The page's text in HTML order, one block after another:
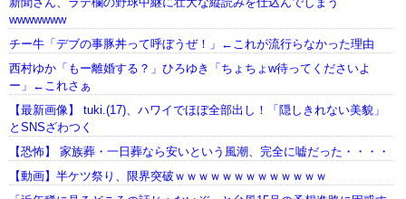
wwwwwww
チー牛「デブの事豚丼って呼ぼうぜ！」←これが流行らなかった理由
西村ゆか「もー離婚する？」ひろゆき「ちょちょw待ってくださいよ
ー」←これさぁ
【最新画像】 tuki.(17)、ハワイでほぼ全部出し！「隠しきれない美貌」
とSNSざわつく
【恐怖】 家族葬・一日葬なら安いという風潮、完全に嘘だった・・・・
【動画】半ケツ祭り、限界突破ｗｗｗｗｗｗｗｗｗｗｗｗｗ